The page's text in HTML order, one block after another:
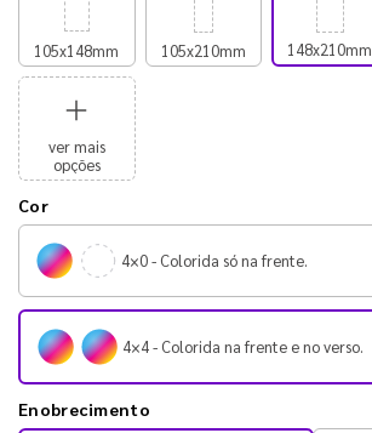
105x148mm 105x210mm 148x210mm
ver mais
opções
Cor
4×0 - Colorida só na frente.
4×4 - Colorida na frente e no verso.
Enobrecimento